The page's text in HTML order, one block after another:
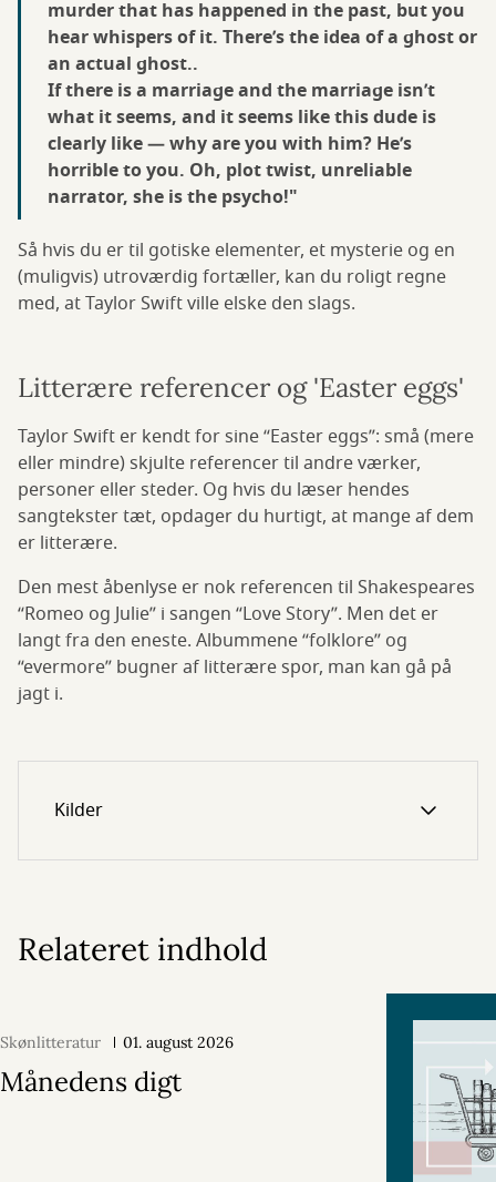
murder that has happened in the past, but you
hear whispers of it. There’s the idea of a ghost or
an actual ghost..
If there is a marriage and the marriage isn’t
what it seems, and it seems like this dude is
clearly like — why are you with him? He’s
horrible to you. Oh, plot twist, unreliable
narrator, she is the psycho!"
Så hvis du er til gotiske elementer, et mysterie og en
(muligvis) utroværdig fortæller, kan du roligt regne
med, at Taylor Swift ville elske den slags.
Litterære referencer og 'Easter eggs'
Taylor Swift er kendt for sine “Easter eggs”: små (mere
eller mindre) skjulte referencer til andre værker,
personer eller steder. Og hvis du læser hendes
sangtekster tæt, opdager du hurtigt, at mange af dem
er litterære.
Den mest åbenlyse er nok referencen til Shakespeares
“Romeo og Julie” i sangen “Love Story”. Men det er
langt fra den eneste. Albummene “folklore” og
“evermore” bugner af litterære spor, man kan gå på
jagt i.
Kilder
Relateret indhold
Skønlitteratur 01. august 2026
Månedens digt